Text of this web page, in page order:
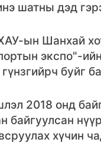
шатны дэд
ын Шанхай
экспо"-
буйг
2018 онд
байгуулсан
хүчин